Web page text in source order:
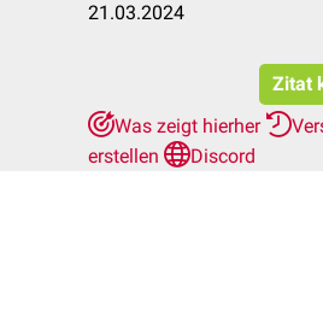
21.03.2024
Zitat
Was zeigt hierher
erstellen
Discord